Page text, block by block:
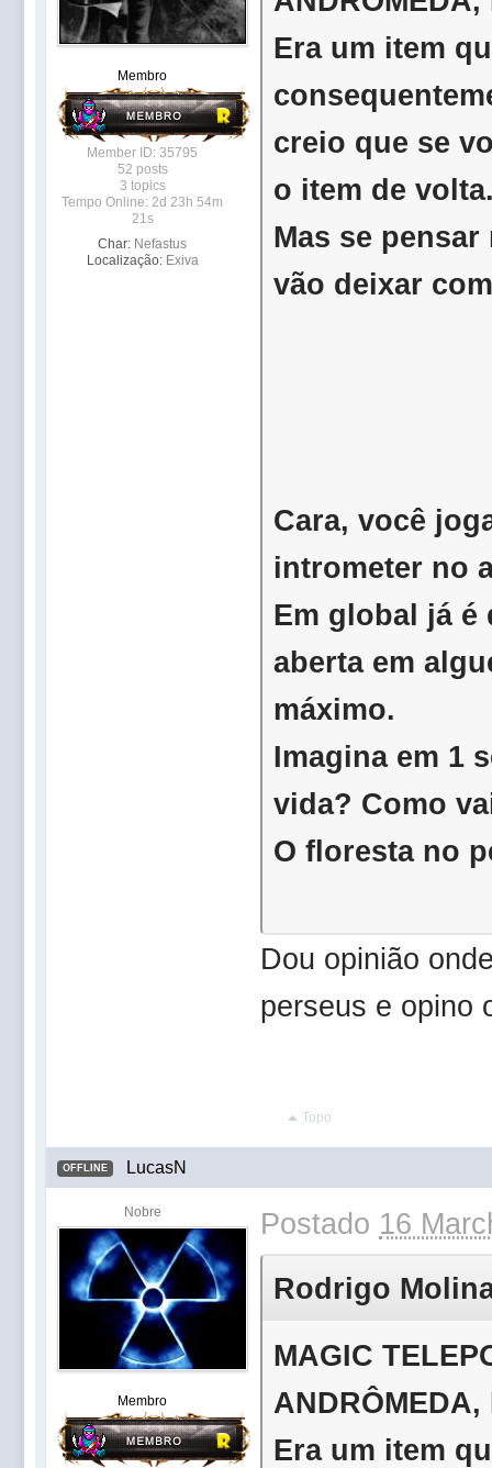
Membro
Member ID: 35795
52 posts
3 topics
Tempo Online: 2d 23h 54m
21s
Char: Nefastus
Localização: Exiva
Era um item
creio que se
o item de
Mas se
vão deixar
Cara, você
intrometer no
Em global já é
aberta em
máximo.
Imagina em 1
vida? Como
O floresta no
Dou opinião
perseus e opino
Topo
OFFLINE LucasN
Nobre
Membro
Postado 16
Rodrigo
MAGIC
Era um item